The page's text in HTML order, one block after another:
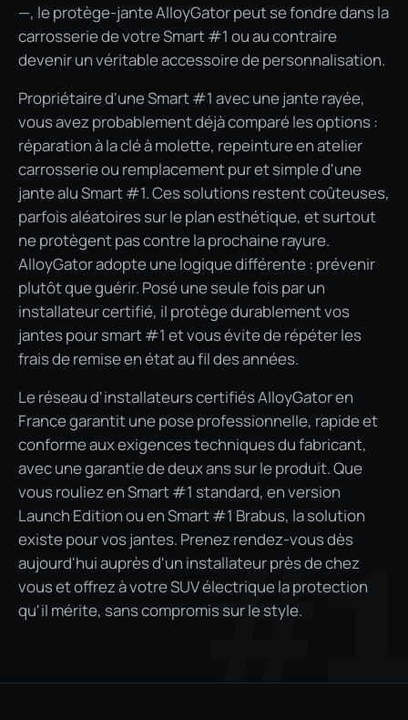
—, le protège-jante AlloyGator peut se fondre dans la
carrosserie de votre Smart #1 ou au contraire
devenir un véritable accessoire de personnalisation.
Propriétaire d'une Smart #1 avec une jante rayée,
vous avez probablement déjà comparé les options :
réparation à la clé à molette, repeinture en atelier
carrosserie ou remplacement pur et simple d'une
jante alu Smart #1. Ces solutions restent coûteuses,
parfois aléatoires sur le plan esthétique, et surtout
ne protègent pas contre la prochaine rayure.
AlloyGator adopte une logique différente : prévenir
plutôt que guérir. Posé une seule fois par un
installateur certifié, il protège durablement vos
jantes pour smart #1 et vous évite de répéter les
frais de remise en état au fil des années.
Le réseau d'installateurs certifiés AlloyGator en
France garantit une pose professionnelle, rapide et
conforme aux exigences techniques du fabricant,
avec une garantie de deux ans sur le produit. Que
vous rouliez en Smart #1 standard, en version
Launch Edition ou en Smart #1 Brabus, la solution
existe pour vos jantes. Prenez rendez-vous dès
aujourd'hui auprès d'un installateur près de chez
vous et offrez à votre SUV électrique la protection
qu'il mérite, sans compromis sur le style.